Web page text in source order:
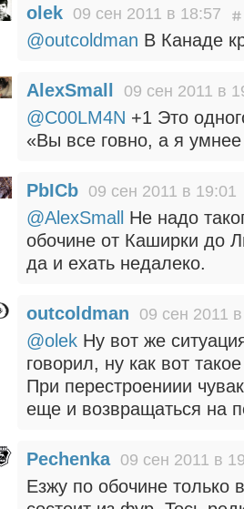
olek 09 сен 2011 в 18:57
@outcoldman В Канаде
AlexSmall 09 сен 2011 в
@C00LM4N +1 Это
«Вы все говно, а я умнее
PbICb 09 сен 2011 в 19:01
@AlexSmall
Не надо
обочине от Каширки до
да и ехать недалеко.
outcoldman 09 сен 2011
@olek Ну вот же
говорил, ну как вот
При перестроениии
еще и возвращаться на
Pechenka 09 сен 2011 в
Езжу по обочине только